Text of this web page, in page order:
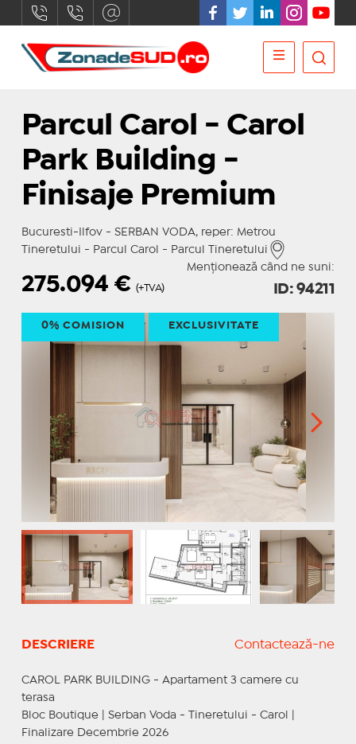
Parcul Carol - Carol
Park Building -
Finisaje Premium
Bucuresti-Ilfov - SERBAN VODA, reper: Metrou
Tineretului - Parcul Carol - Parcul Tineretului
Menționează când ne suni:
275.094 € (+TVA) ID: 94211
0% COMISION EXCLUSIVITATE
DESCRIERE Contactează-ne
CAROL PARK BUILDING - Apartament 3 camere cu
terasa
Bloc Boutique | Serban Voda - Tineretului - Carol |
Finalizare Decembrie 2026